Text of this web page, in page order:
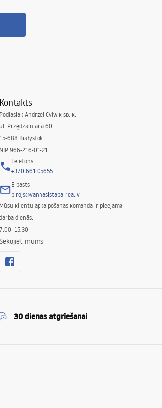
Kontakts
Podlasiak Andrzej Cylwik sp. k.
ul. Przędzalniana 60
15-688 Białystok
NIP 966-216-01-21
Telefons
+370 661 05655
E-pasts
birojs@vannasistaba-rea.lv
Mūsu klientu apkalpošanas komanda ir pieejama
darba dienās:
7:00–15:30
Sekojiet mums
30 dienas atgriešanai